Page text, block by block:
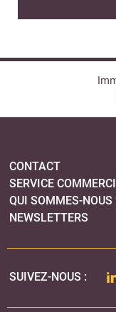
CONTACT
SERVICE
QUI SOMMES-NOUS
NEWSLETTERS
SUIVEZ-NOUS :